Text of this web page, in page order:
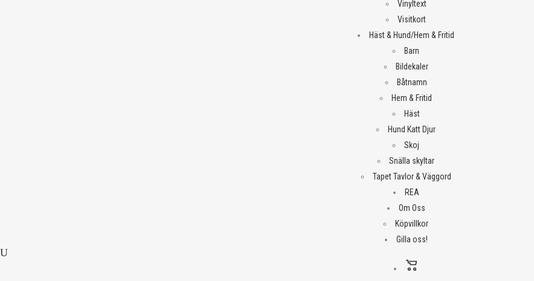
Vinyltext
Visitkort
Häst & Hund/Hem & Fritid
Barn
Bildekaler
Båtnamn
Hem & Fritid
Häst
Hund Katt Djur
Skoj
Snälla skyltar
Tapet Tavlor & Väggord
REA
Om Oss
Köpvillkor
Gilla oss!